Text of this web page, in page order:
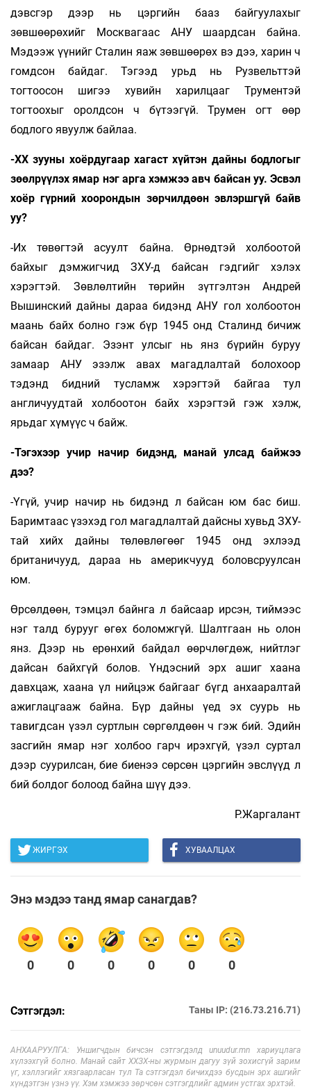
дэвсгэр дээр нь цэргийн бааз байгуулахыг
зөвшөөрөхийг Москвагаас АНУ шаардсан байна.
Мэдээж үүнийг Сталин яаж зөвшөөрөх вэ дээ, харин ч
гомдсон байдаг. Тэгээд урьд нь Рузвельттэй
тогтоосон шигээ хувийн харилцааг Трументэй
тогтоохыг оролдсон ч бүтээгүй. Трумен огт өөр
бодлого явуулж байлаа.
-ХХ зууны хоёрдугаар хагаст хүйтэн дайны бодлогыг
зөөлрүүлэх ямар нэг арга хэмжээ авч байсан уу. Эсвэл
хоёр гүрний хоорондын зөрчилдөөн эвлэршгүй байв
уу?
-Их төвөгтэй асуулт байна. Өрнөдтэй холбоо­той
байхыг дэмжигчид ЗХУ-д байсан гэдгийг хэлэх
хэрэгтэй. Зөвлөлтийн төрийн зүтгэлтэн Андрей
Вышинский дайны дараа бидэнд АНУ гол холбоотон
маань байх болно гэж бүр 1945 онд Сталинд бичиж
байсан байдаг. Эзэнт улсыг нь янз бүрийн буруу
замаар АНУ эзэлж авах магадлалтай болохоор
тэдэнд бидний тусламж хэрэгтэй байгаа тул
англичуудтай холбоотон байх хэрэгтэй гэж хэлж,
ярьдаг хүмүүс ч байж.
-Тэгэхээр учир начир бидэнд, манай улсад байжээ
дээ?
-Үгүй, учир начир нь бидэнд л байсан юм бас биш.
Баримтаас үзэхэд гол магадлалтай дайсны хувьд ЗХУ-
тай хийх дайны төлөвлөгөөг 1945 онд эхлээд
британичууд, дараа нь америкчууд боловсруулсан
юм.
Өрсөлдөөн, тэмцэл байнга л байсаар ирсэн, тиймээс
нэг талд бурууг өгөх боломжгүй. Шалтгаан нь олон
янз. Дээр нь ерөнхий байдал өөрчлөгдөж, нийтлэг
дайсан байхгүй болов. Үндэсний эрх ашиг хаана
давхцаж, хаана үл нийцэж байгааг бүгд анхааралтай
ажиглацгааж байна. Бүр дайны үед эх суурь нь
тавигдсан үзэл суртлын сөргөлдөөн ч гэж бий. Эдийн
засгийн ямар нэг холбоо гарч ирэхгүй, үзэл суртал
дээр суурилсан, бие биенээ сөрсөн цэргийн эвслүүд л
бий болдог болоод байна шүү дээ.
Р.Жаргалант
ЖИРГЭХ ХУВААЛЦАХ
Энэ мэдээ танд ямар санагдав?
0 0 0 0 0 0
Сэтгэгдэл: Таны IP: (216.73.216.71)
АНХААРУУЛГА: Уншигчдын бичсэн сэтгэгдэлд unuudur.mn хариуцлага
хүлээхгүй болно. Манай сайт ХХЗХ-ны журмын дагуу зүй зохисгүй зарим
үг, хэллэгийг хязгаарласан тул Та сэтгэгдэл бичихдээ бусдын эрх ашгийг
хүндэтгэн үзнэ үү. Хэм хэмжээ зөрчсөн сэтгэгдлийг админ устгах эрхтэй.